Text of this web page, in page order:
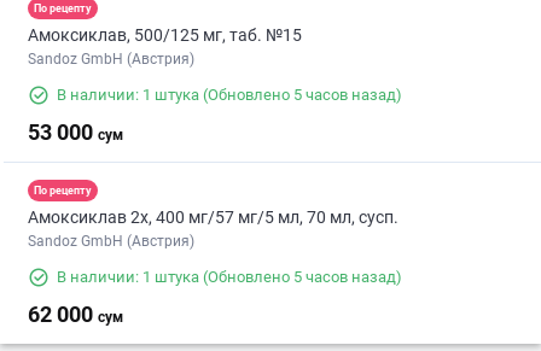
По рецепту
Амоксиклав, 500/125 мг, таб. №15
Sandoz GmbH (Австрия)
В наличии: 1 штука (Обновлено 5 часов назад)
53 000 сум
По рецепту
Амоксиклав 2х, 400 мг/57 мг/5 мл, 70 мл, сусп.
Sandoz GmbH (Австрия)
В наличии: 1 штука (Обновлено 5 часов назад)
62 000 сум